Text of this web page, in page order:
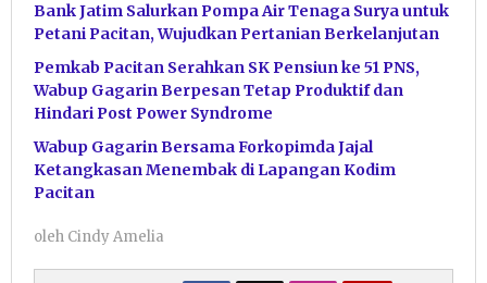
Bank Jatim Salurkan Pompa Air Tenaga Surya untuk
Petani Pacitan, Wujudkan Pertanian Berkelanjutan
Pemkab Pacitan Serahkan SK Pensiun ke 51 PNS,
Wabup Gagarin Berpesan Tetap Produktif dan
Hindari Post Power Syndrome
Wabup Gagarin Bersama Forkopimda Jajal
Ketangkasan Menembak di Lapangan Kodim
Pacitan
oleh Cindy Amelia